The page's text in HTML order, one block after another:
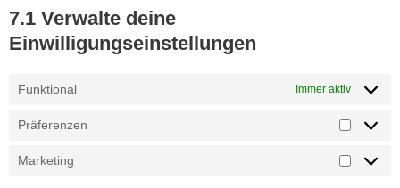
7.1 Verwalte deine
Einwilligungseinstellungen
Funktional Immer aktiv
Präferenzen
Marketing